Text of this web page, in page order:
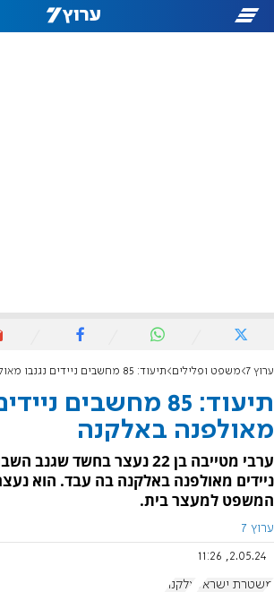
ערוץ 7 משפט ופלילים תיעוד: 85 מחשבים ניידים נגנבו מאולפנה באלקנה
תיעוד: 85 מחשבים
מאולפנה באלקנה
ניידים מאולפנה באלקנה בה עבד. הוא
המשפט למעצר בית.
ערוץ 7
2.05.24, 11:26
משטרת ישראל אלקנה